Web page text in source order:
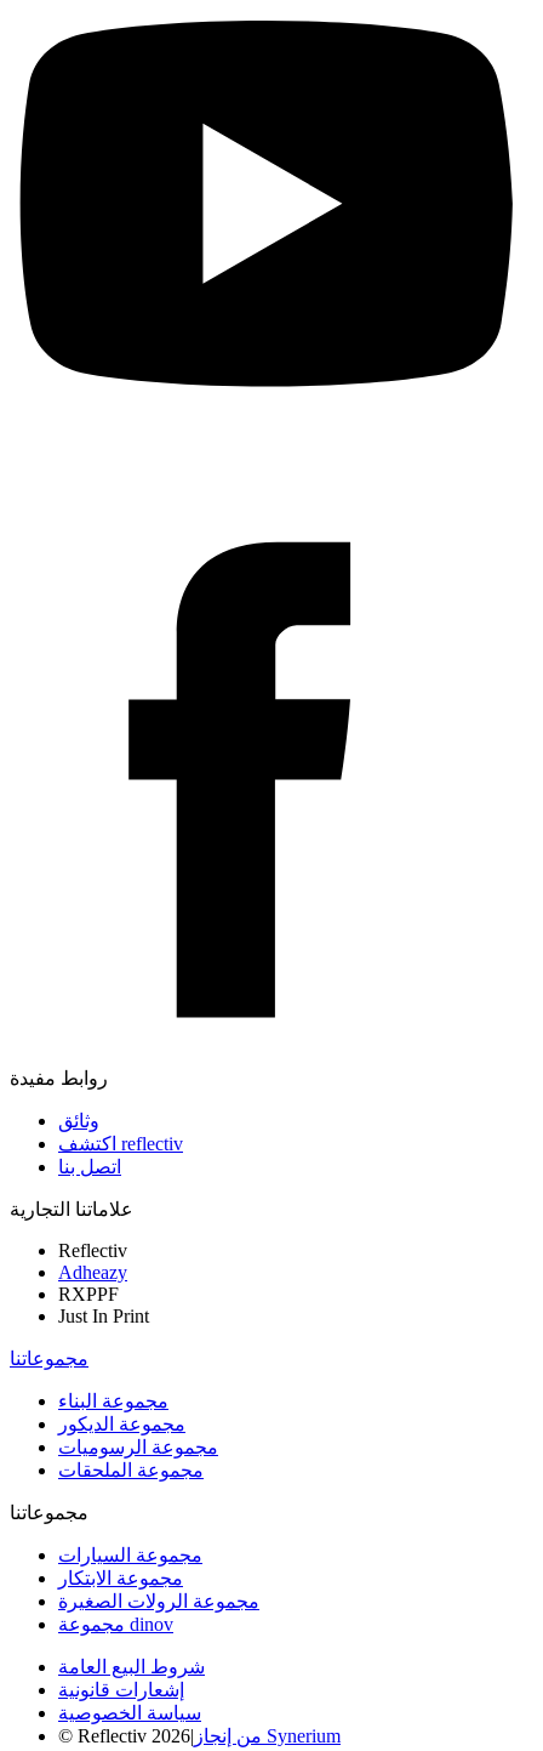
روابط مفيدة
وثائق
اكتشف reflectiv
اتصل بنا
علاماتنا التجارية
Reflectiv
Adheazy
RXPPF
Just In Print
مجموعاتنا
مجموعة البناء
مجموعة الديكور
مجموعة الرسوميات
مجموعة الملحقات
مجموعاتنا
مجموعة السيارات
مجموعة الابتكار
مجموعة الرولات الصغيرة
مجموعة dinov
شروط البيع العامة
إشعارات قانونية
سياسة الخصوصية
© Reflectiv 2026| من إنجاز Synerium